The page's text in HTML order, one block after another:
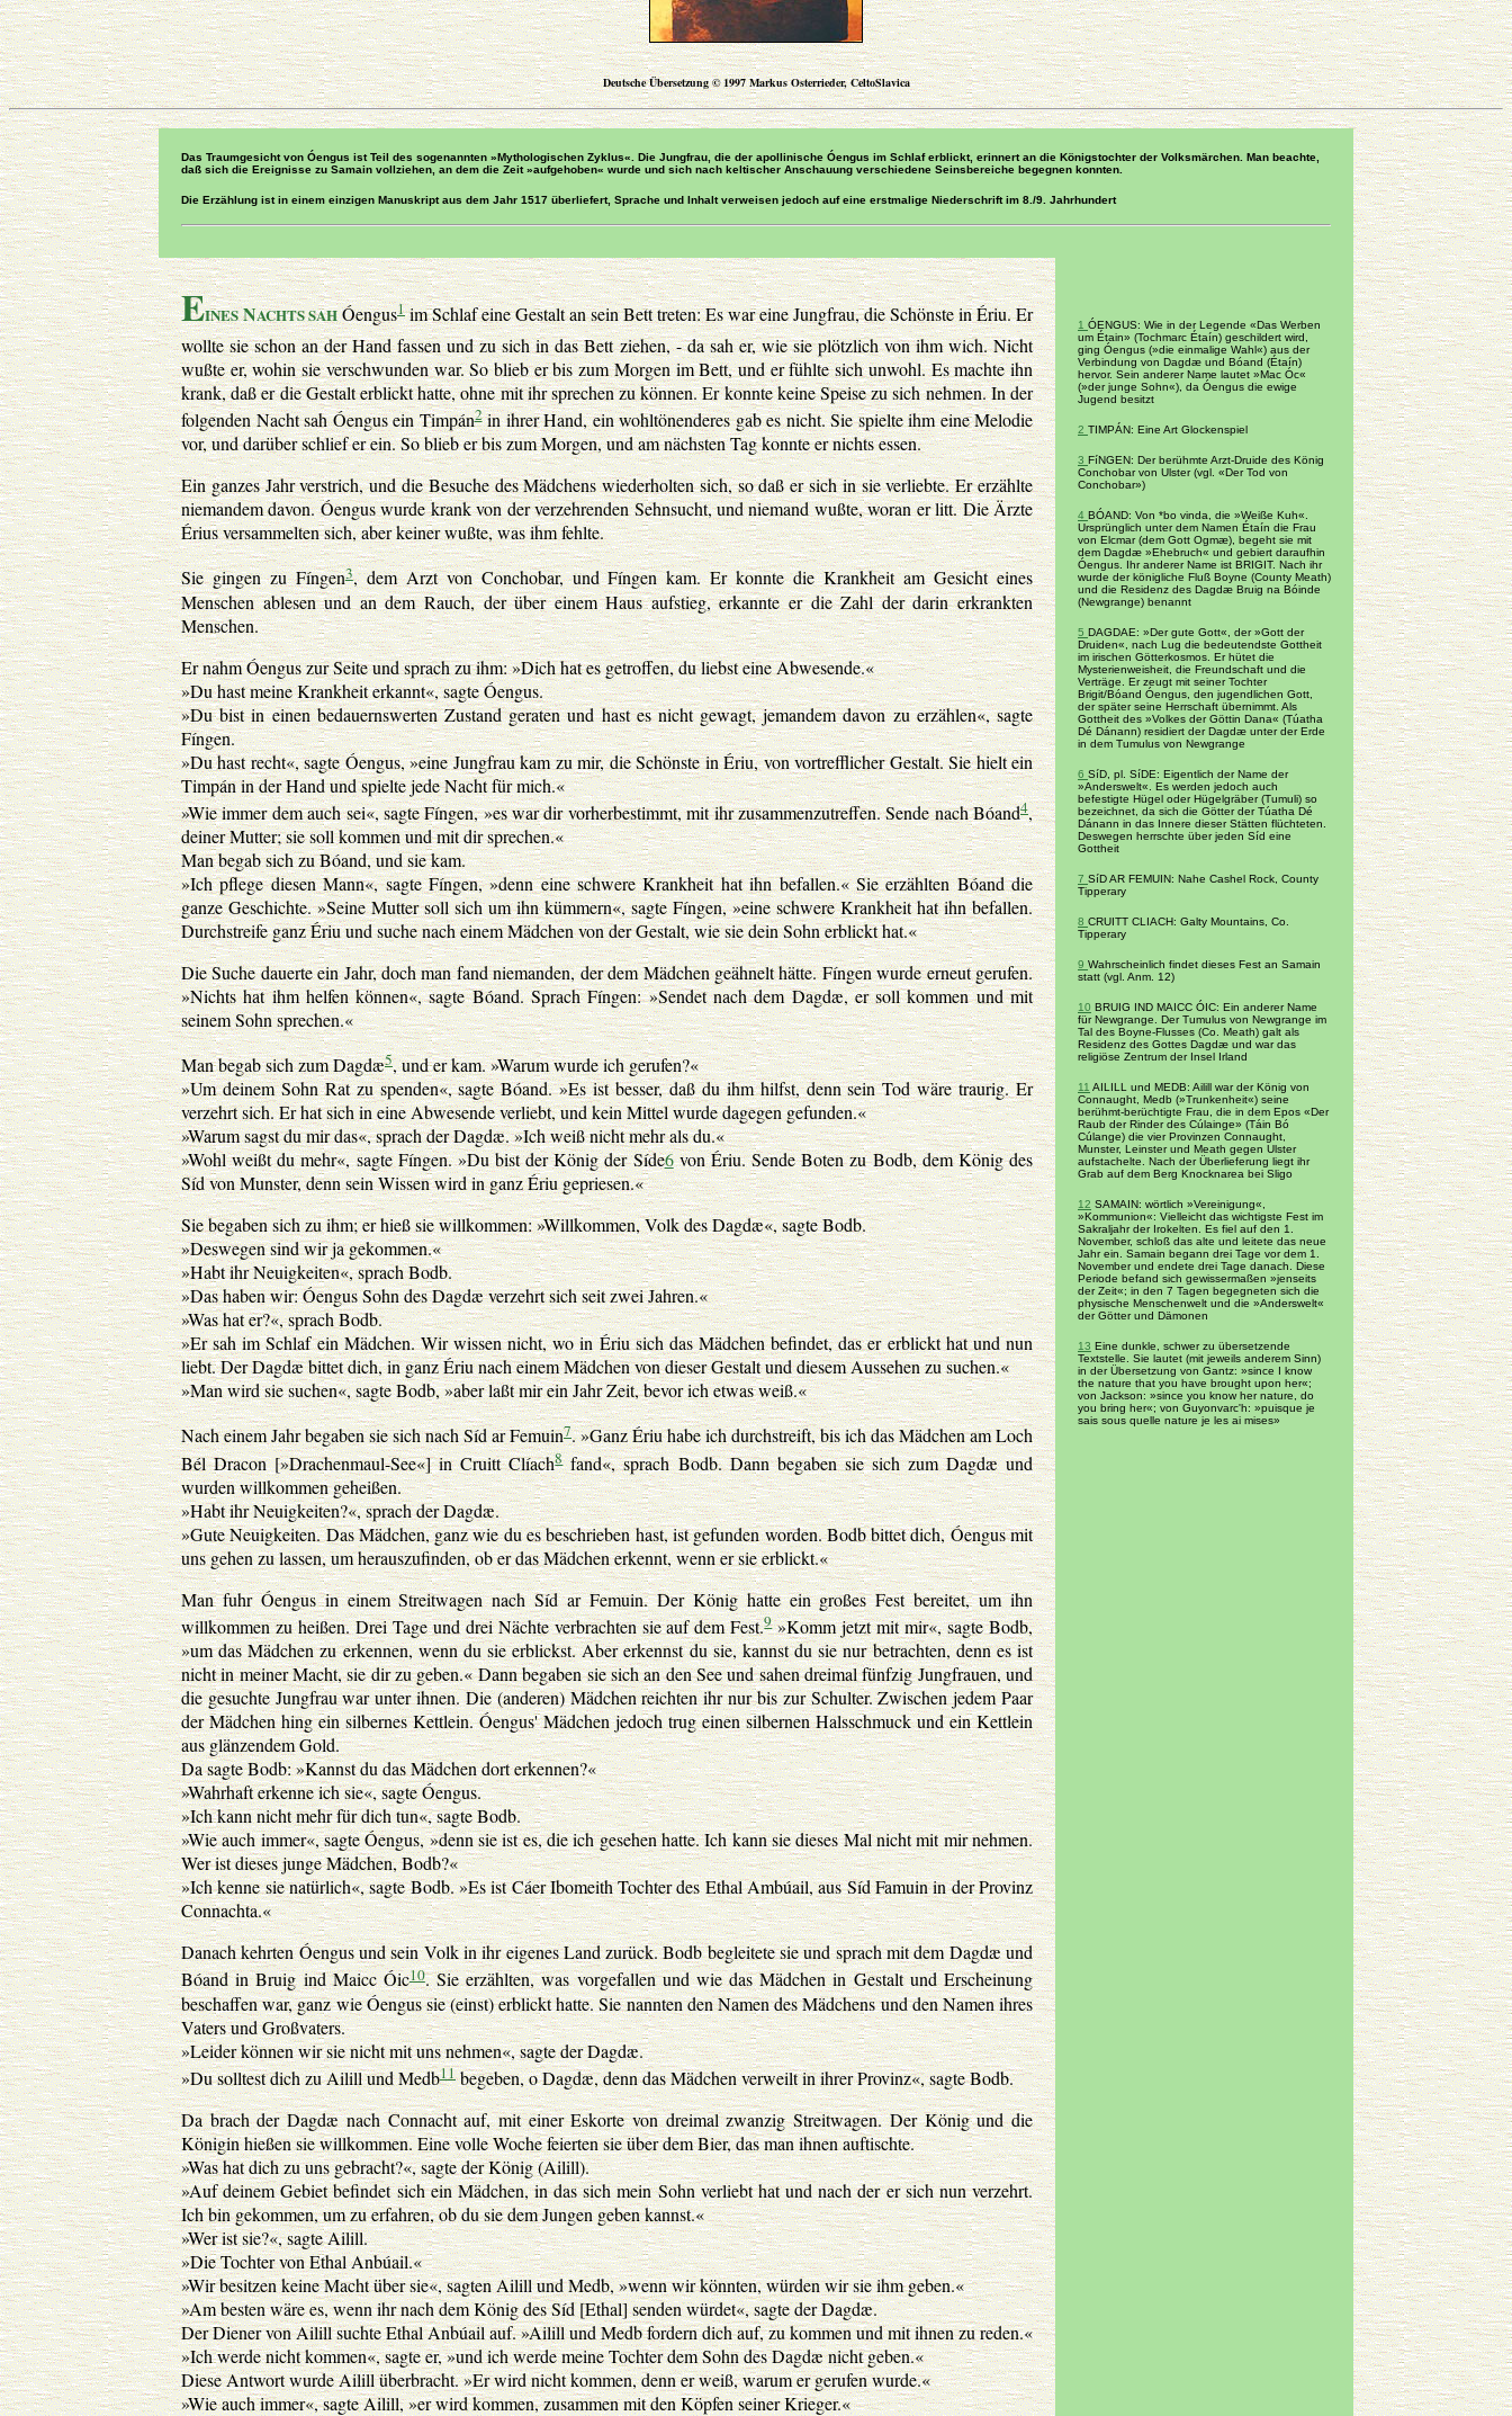
Deutsche Übersetzung © 1997 Markus Osterrieder, CeltoSlavica
Das Traumgesicht von Óengus ist Teil des sogenannten »Mythologischen Zyklus«. Die Jungfrau, die der apollinische Óengus im Schlaf erblickt, erinnert an die Königstochter der Volksmärchen. Man beachte,
daß sich die Ereignisse zu Samain vollziehen, an dem die Zeit »aufgehoben« wurde und sich nach keltischer Anschauung verschiedene Seinsbereiche begegnen konnten.
Die Erzählung ist in einem einzigen Manuskript aus dem Jahr 1517 überliefert, Sprache und Inhalt verweisen jedoch auf eine erstmalige Niederschrift im 8./9. Jahrhundert
EINESNACHTS SAHÓengus1im Schlaf eine Gestalt an sein Bett treten: Es war eine Jungfrau, die Schönste in Ériu. Er
wollte sie schon an der Hand fassen und zu sich in das Bett ziehen, - da sah er, wie sie plötzlich von ihm wich. Nicht
wußte er, wohin sie verschwunden war. So blieb er bis zum Morgen im Bett, und er fühlte sich unwohl. Es machte ihn
krank, daß er die Gestalt erblickt hatte, ohne mit ihr sprechen zu können. Er konnte keine Speise zu sich nehmen. In der
folgenden Nacht sah Óengus ein Timpán2in ihrer Hand, ein wohltönenderes gab es nicht. Sie spielte ihm eine Melodie
vor, und darüber schlief er ein. So blieb er bis zum Morgen, und am nächsten Tag konnte er nichts essen.
Ein ganzes Jahr verstrich, und die Besuche des Mädchens wiederholten sich, so daß er sich in sie verliebte. Er erzählte
niemandem davon. Óengus wurde krank von der verzehrenden Sehnsucht, und niemand wußte, woran er litt. Die Ärzte
Érius versammelten sich, aber keiner wußte, was ihm fehlte.
Sie gingen zu Fíngen3, dem Arzt von Conchobar, und Fíngen kam. Er konnte die Krankheit am Gesicht eines
Menschen ablesen und an dem Rauch, der über einem Haus aufstieg, erkannte er die Zahl der darin erkrankten
Menschen.
Er nahm Óengus zur Seite und sprach zu ihm: »Dich hat es getroffen, du liebst eine Abwesende.«
»Du hast meine Krankheit erkannt«, sagte Óengus.
»Du bist in einen bedauernswerten Zustand geraten und hast es nicht gewagt, jemandem davon zu erzählen«, sagte
Fíngen.
»Du hast recht«, sagte Óengus, »eine Jungfrau kam zu mir, die Schönste in Ériu, von vortrefflicher Gestalt. Sie hielt ein
Timpán in der Hand und spielte jede Nacht für mich.«
»Wie immer dem auch sei«, sagte Fíngen, »es war dir vorherbestimmt, mit ihr zusammenzutreffen. Sende nach Bóand4,
deiner Mutter; sie soll kommen und mit dir sprechen.«
Man begab sich zu Bóand, und sie kam.
»Ich pflege diesen Mann«, sagte Fíngen, »denn eine schwere Krankheit hat ihn befallen.« Sie erzählten Bóand die
ganze Geschichte. »Seine Mutter soll sich um ihn kümmern«, sagte Fíngen, »eine schwere Krankheit hat ihn befallen.
Durchstreife ganz Ériu und suche nach einem Mädchen von der Gestalt, wie sie dein Sohn erblickt hat.«
Die Suche dauerte ein Jahr, doch man fand niemanden, der dem Mädchen geähnelt hätte. Fíngen wurde erneut gerufen.
»Nichts hat ihm helfen können«, sagte Bóand. Sprach Fíngen: »Sendet nach dem Dagdæ, er soll kommen und mit
seinem Sohn sprechen.«
Man begab sich zum Dagdæ5, und er kam. »Warum wurde ich gerufen?«
»Um deinem Sohn Rat zu spenden«, sagte Bóand. »Es ist besser, daß du ihm hilfst, denn sein Tod wäre traurig. Er
verzehrt sich. Er hat sich in eine Abwesende verliebt, und kein Mittel wurde dagegen gefunden.«
»Warum sagst du mir das«, sprach der Dagdæ. »Ich weiß nicht mehr als du.«
»Wohl weißt du mehr«, sagte Fíngen. »Du bist der König der Síde6von Ériu. Sende Boten zu Bodb, dem König des
Síd von Munster, denn sein Wissen wird in ganz Ériu gepriesen.«
Sie begaben sich zu ihm; er hieß sie willkommen: »Willkommen, Volk des Dagdæ«, sagte Bodb.
»Deswegen sind wir ja gekommen.«
»Habt ihr Neuigkeiten«, sprach Bodb.
»Das haben wir: Óengus Sohn des Dagdæ verzehrt sich seit zwei Jahren.«
»Was hat er?«, sprach Bodb.
»Er sah im Schlaf ein Mädchen. Wir wissen nicht, wo in Ériu sich das Mädchen befindet, das er erblickt hat und nun
liebt. Der Dagdæ bittet dich, in ganz Ériu nach einem Mädchen von dieser Gestalt und diesem Aussehen zu suchen.«
»Man wird sie suchen«, sagte Bodb, »aber laßt mir ein Jahr Zeit, bevor ich etwas weiß.«
Nach einem Jahr begaben sie sich nach Síd ar Femuin7. »Ganz Ériu habe ich durchstreift, bis ich das Mädchen am Loch
Bél Dracon [»Drachenmaul-See«] in Cruitt Clíach8fand«, sprach Bodb. Dann begaben sie sich zum Dagdæ und
wurden willkommen geheißen.
»Habt ihr Neuigkeiten?«, sprach der Dagdæ.
»Gute Neuigkeiten. Das Mädchen, ganz wie du es beschrieben hast, ist gefunden worden. Bodb bittet dich, Óengus mit
uns gehen zu lassen, um herauszufinden, ob er das Mädchen erkennt, wenn er sie erblickt.«
Man fuhr Óengus in einem Streitwagen nach Síd ar Femuin. Der König hatte ein großes Fest bereitet, um ihn
willkommen zu heißen. Drei Tage und drei Nächte verbrachten sie auf dem Fest.9»Komm jetzt mit mir«, sagte Bodb,
»um das Mädchen zu erkennen, wenn du sie erblickst. Aber erkennst du sie, kannst du sie nur betrachten, denn es ist
nicht in meiner Macht, sie dir zu geben.« Dann begaben sie sich an den See und sahen dreimal fünfzig Jungfrauen, und
die gesuchte Jungfrau war unter ihnen. Die (anderen) Mädchen reichten ihr nur bis zur Schulter. Zwischen jedem Paar
der Mädchen hing ein silbernes Kettlein. Óengus' Mädchen jedoch trug einen silbernen Halsschmuck und ein Kettlein
aus glänzendem Gold.
Da sagte Bodb: »Kannst du das Mädchen dort erkennen?«
»Wahrhaft erkenne ich sie«, sagte Óengus.
»Ich kann nicht mehr für dich tun«, sagte Bodb.
»Wie auch immer«, sagte Óengus, »denn sie ist es, die ich gesehen hatte. Ich kann sie dieses Mal nicht mit mir nehmen.
Wer ist dieses junge Mädchen, Bodb?«
»Ich kenne sie natürlich«, sagte Bodb. »Es ist Cáer Ibomeith Tochter des Ethal Ambúail, aus Síd Famuin in der Provinz
Connachta.«
Danach kehrten Óengus und sein Volk in ihr eigenes Land zurück. Bodb begleitete sie und sprach mit dem Dagdæ und
Bóand in Bruig ind Maicc Óic10. Sie erzählten, was vorgefallen und wie das Mädchen in Gestalt und Erscheinung
beschaffen war, ganz wie Óengus sie (einst) erblickt hatte. Sie nannten den Namen des Mädchens und den Namen ihres
Vaters und Großvaters.
»Leider können wir sie nicht mit uns nehmen«, sagte der Dagdæ.
»Du solltest dich zu Ailill und Medb11begeben, o Dagdæ, denn das Mädchen verweilt in ihrer Provinz«, sagte Bodb.
Da brach der Dagdæ nach Connacht auf, mit einer Eskorte von dreimal zwanzig Streitwagen. Der König und die
Königin hießen sie willkommen. Eine volle Woche feierten sie über dem Bier, das man ihnen auftischte.
»Was hat dich zu uns gebracht?«, sagte der König (Ailill).
»Auf deinem Gebiet befindet sich ein Mädchen, in das sich mein Sohn verliebt hat und nach der er sich nun verzehrt.
Ich bin gekommen, um zu erfahren, ob du sie dem Jungen geben kannst.«
»Wer ist sie?«, sagte Ailill.
»Die Tochter von Ethal Anbúail.«
»Wir besitzen keine Macht über sie«, sagten Ailill und Medb, »wenn wir könnten, würden wir sie ihm geben.«
»Am besten wäre es, wenn ihr nach dem König des Síd [Ethal] senden würdet«, sagte der Dagdæ.
Der Diener von Ailill suchte Ethal Anbúail auf. »Ailill und Medb fordern dich auf, zu kommen und mit ihnen zu reden.«
»Ich werde nicht kommen«, sagte er, »und ich werde meine Tochter dem Sohn des Dagdæ nicht geben.«
Diese Antwort wurde Ailill überbracht. »Er wird nicht kommen, denn er weiß, warum er gerufen wurde.«
»Wie auch immer«, sagte Ailill, »er wird kommen, zusammen mit den Köpfen seiner Krieger.«
1 ÓENGUS: Wie in der Legende «Das Werben
um Étain» (Tochmarc Étaín) geschildert wird,
ging Óengus (»die einmalige Wahl«) aus der
Verbindung von Dagdæ und Bóand (Étaín)
hervor. Sein anderer Name lautet »Mac Óc«
(»der junge Sohn«), da Óengus die ewige
Jugend besitzt
2 TIMPÁN: Eine Art Glockenspiel
3 FíNGEN: Der berühmte Arzt-Druide des König
Conchobar von Ulster (vgl. «Der Tod von
Conchobar»)
4 BÓAND: Von *bo vinda, die »Weiße Kuh«.
Ursprünglich unter dem Namen Étaín die Frau
von Elcmar (dem Gott Ogmæ), begeht sie mit
dem Dagdæ »Ehebruch« und gebiert daraufhin
Óengus. Ihr anderer Name ist BRIGIT. Nach ihr
wurde der königliche Fluß Boyne (County Meath)
und die Residenz des Dagdæ Bruig na Bóinde
(Newgrange) benannt
5 DAGDAE: »Der gute Gott«, der »Gott der
Druiden«, nach Lug die bedeutendste Gottheit
im irischen Götterkosmos. Er hütet die
Mysterienweisheit, die Freundschaft und die
Verträge. Er zeugt mit seiner Tochter
Brigit/Bóand Óengus, den jugendlichen Gott,
der später seine Herrschaft übernimmt. Als
Gottheit des »Volkes der Göttin Dana« (Túatha
Dé Dánann) residiert der Dagdæ unter der Erde
in dem Tumulus von Newgrange
6 SíD, pl. SíDE: Eigentlich der Name der
»Anderswelt«. Es werden jedoch auch
befestigte Hügel oder Hügelgräber (Tumuli) so
bezeichnet, da sich die Götter der Túatha Dé
Dánann in das Innere dieser Stätten flüchteten.
Deswegen herrschte über jeden Síd eine
Gottheit
7 SíD AR FEMUIN: Nahe Cashel Rock, County
Tipperary
8 CRUITT CLIACH: Galty Mountains, Co.
Tipperary
9 Wahrscheinlich findet dieses Fest an Samain
statt (vgl. Anm. 12)
10 BRUIG IND MAICC ÓIC: Ein anderer Name
für Newgrange. Der Tumulus von Newgrange im
Tal des Boyne-Flusses (Co. Meath) galt als
Residenz des Gottes Dagdæ und war das
religiöse Zentrum der Insel Irland
11 AILILL und MEDB: Ailill war der König von
Connaught, Medb (»Trunkenheit«) seine
berühmt-berüchtigte Frau, die in dem Epos «Der
Raub der Rinder des Cúlainge» (Táin Bó
Cúlange) die vier Provinzen Connaught,
Munster, Leinster und Meath gegen Ulster
aufstachelte. Nach der Überlieferung liegt ihr
Grab auf dem Berg Knocknarea bei Sligo
12 SAMAIN: wörtlich »Vereinigung«,
»Kommunion«: Vielleicht das wichtigste Fest im
Sakraljahr der Irokelten. Es fiel auf den 1.
November, schloß das alte und leitete das neue
Jahr ein. Samain begann drei Tage vor dem 1.
November und endete drei Tage danach. Diese
Periode befand sich gewissermaßen »jenseits
der Zeit«; in den 7 Tagen begegneten sich die
physische Menschenwelt und die »Anderswelt«
der Götter und Dämonen
13 Eine dunkle, schwer zu übersetzende
Textstelle. Sie lautet (mit jeweils anderem Sinn)
in der Übersetzung von Gantz: »since I know
the nature that you have brought upon her«;
von Jackson: »since you know her nature, do
you bring her«; von Guyonvarc'h: »puisque je
sais sous quelle nature je les ai mises»